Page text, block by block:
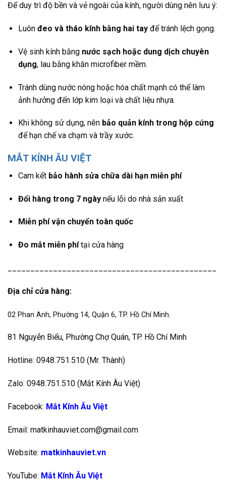
Để duy trì độ bền và vẻ ngoài của kính, người dùng nên lưu ý:
Luôn đeo và tháo kính bằng hai tayđể tránh lệch gọng.
Vệ sinh kính bằng nước sạch hoặc dung dịch chuyên
dụng, lau bằng khăn microfiber mềm.
Tránh dùng nước nóng hoặc hóa chất mạnh có thể làm
ảnh hưởng đến lớp kim loại và chất liệu nhựa.
Khi không sử dụng, nên bảo quản kính trong hộp cứng
để hạn chế va chạm và trầy xước.
MẮT KÍNH ÂU VIỆT
Cam kết bảo hành sửa chữa dài hạn miễn phí
Đổi hàng trong 7 ngàynếu lỗi do nhà sản xuất
Miễn phí vận chuyển toàn quốc
Đo mắt miễn phítại cửa hàng
Địa chỉ cửa hàng:
02 Phan Anh, Phường 14, Quận 6, TP. Hồ Chí Minh.
81 Nguyễn Biểu, Phường Chợ Quán, TP. Hồ Chí Minh
Hotline: 0948.751.510 (Mr. Thành)
Zalo: 0948.751.510 (Mắt Kính Âu Việt)
Facebook: Mắt Kính Âu Việt
Email: matkinhauviet.com@gmail.com
Website: matkinhauviet.vn
YouTube: Mắt Kính Âu Việt